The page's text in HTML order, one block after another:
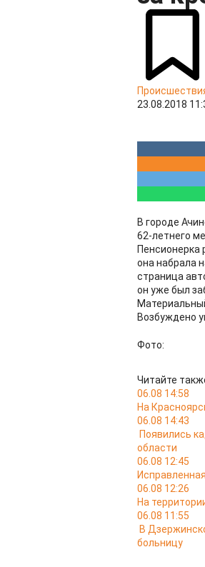
23.08.2018
В городе
62-летнего
Пенсионерка
она набрала
страница
он уже был
Возбуждено
Фото:
Читайте
06.08 14:58
На
06.08 14:43
Появились
области
06.08 12:45
06.08 12:26
На
06.08 11:55
В
больницу